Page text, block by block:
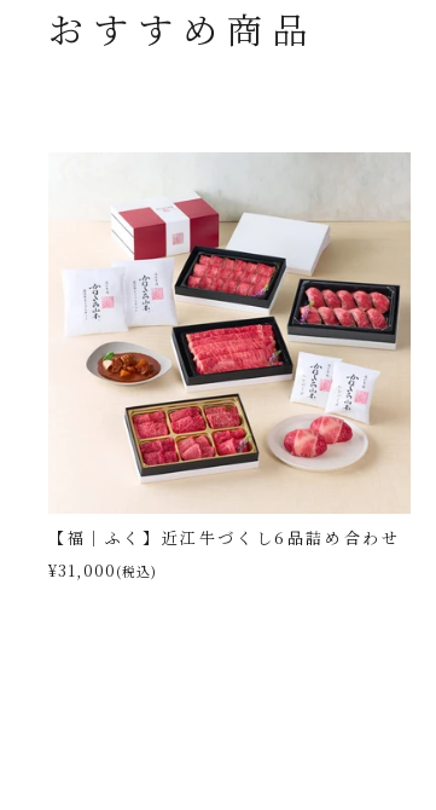
おすすめ商品
【福｜ふく】近江牛づくし6品詰め合わせ
¥31,000 (税込)